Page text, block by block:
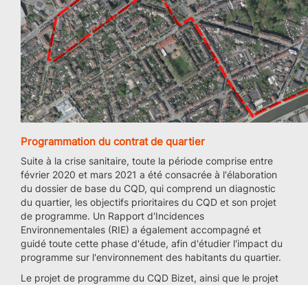
Programmation du contrat de quartier
Suite à la crise sanitaire, toute la période comprise entre
février 2020 et mars 2021 a été consacrée à l'élaboration
du dossier de base du CQD, qui comprend un diagnostic
du quartier, les objectifs prioritaires du CQD et son projet
de programme. Un Rapport d'Incidences
Environnementales (RIE) a également accompagné et
guidé toute cette phase d'étude, afin d'étudier l'impact du
programme sur l'environnement des habitants du quartier.
Le projet de programme du CQD Bizet, ainsi que le projet